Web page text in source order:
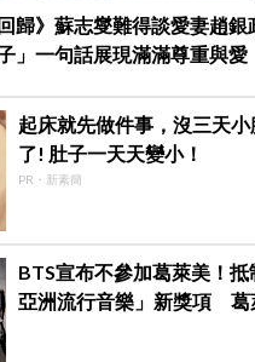
歸》蘇志燮難得談愛妻趙銀
」一句話展現滿滿尊重與愛
起床就先做件事，沒三天小
了! 肚子一天天變小！
PR・新素簡
BTS宣布不參加葛萊美！抵
亞洲流行音樂」新獎項 葛